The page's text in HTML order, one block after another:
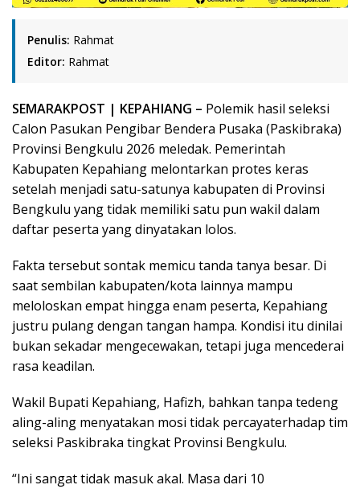
Penulis: Rahmat
Editor: Rahmat
SEMARAKPOST | KEPAHIANG – Polemik hasil seleksi
Calon Pasukan Pengibar Bendera Pusaka (Paskibraka)
Provinsi Bengkulu 2026 meledak. Pemerintah
Kabupaten Kepahiang melontarkan protes keras
setelah menjadi satu-satunya kabupaten di Provinsi
Bengkulu yang tidak memiliki satu pun wakil dalam
daftar peserta yang dinyatakan lolos.
Fakta tersebut sontak memicu tanda tanya besar. Di
saat sembilan kabupaten/kota lainnya mampu
meloloskan empat hingga enam peserta, Kepahiang
justru pulang dengan tangan hampa. Kondisi itu dinilai
bukan sekadar mengecewakan, tetapi juga mencederai
rasa keadilan.
Wakil Bupati Kepahiang, Hafizh, bahkan tanpa tedeng
aling-aling menyatakan mosi tidak percayaterhadap tim
seleksi Paskibraka tingkat Provinsi Bengkulu.
“Ini sangat tidak masuk akal. Masa dari 10